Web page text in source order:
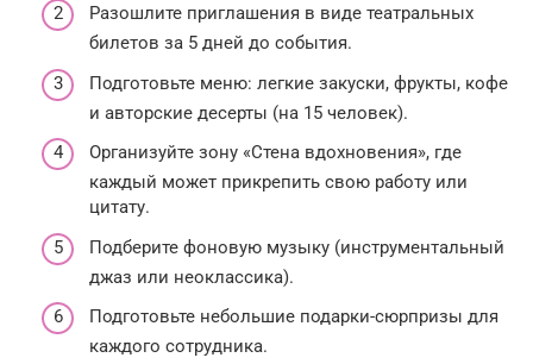
Разошлите приглашения в виде театральных
билетов за 5 дней до события.
Подготовьте меню: легкие закуски, фрукты, кофе
и авторские десерты (на 15 человек).
Организуйте зону «Стена вдохновения», где
каждый может прикрепить свою работу или
цитату.
Подберите фоновую музыку (инструментальный
джаз или неоклассика).
Подготовьте небольшие подарки-сюрпризы для
каждого сотрудника.